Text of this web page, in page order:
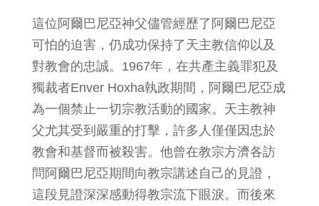
這位阿爾巴尼亞神父儘管經歷了阿爾巴尼亞
可怕的迫害，仍成功保持了天主教信仰以及
對教會的忠誠。1967年，在共產主義罪犯及
獨裁者Enver Hoxha執政期間，阿爾巴尼亞成
為一個禁止一切宗教活動的國家。天主教神
父尤其受到嚴重的打擊，許多人僅僅因忠於
教會和基督而被殺害。他曾在教宗方濟各訪
問阿爾巴尼亞期間向教宗講述自己的見證，
這段見證深深感動得教宗流下眼淚。而後來